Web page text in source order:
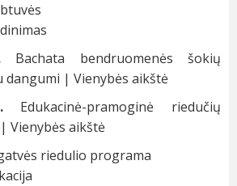
Bachata bendruomenės šokių
dangumi | Vienybės aikštė
Edukacinė-pramoginė riedučių
Vienybės aikštė
riedulio programa